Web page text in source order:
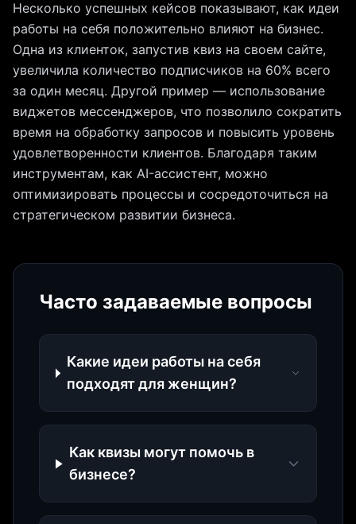
Несколько успешных кейсов показывают, как идеи
работы на себя положительно влияют на бизнес.
Одна из клиенток, запустив квиз на своем сайте,
увеличила количество подписчиков на 60% всего
за один месяц. Другой пример — использование
виджетов мессенджеров, что позволило сократить
время на обработку запросов и повысить уровень
удовлетворенности клиентов. Благодаря таким
инструментам, как AI-ассистент, можно
оптимизировать процессы и сосредоточиться на
стратегическом развитии бизнеса.
Часто задаваемые вопросы
Какие идеи работы на себя
подходят для женщин?
Как квизы могут помочь в
бизнесе?